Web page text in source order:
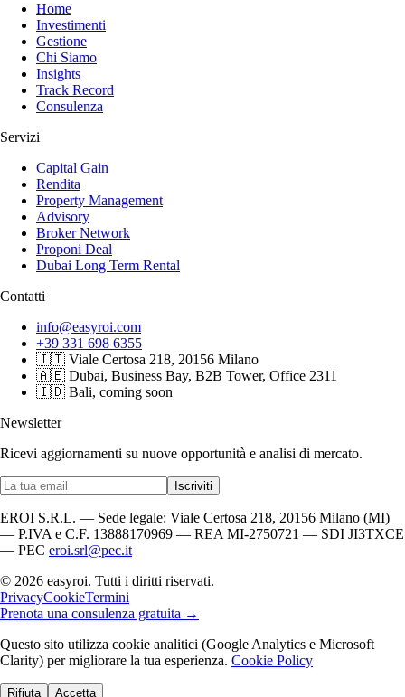
Home
Investimenti
Gestione
Chi Siamo
Insights
Track Record
Consulenza
Servizi
Capital Gain
Rendita
Property Management
Advisory
Broker Network
Proponi Deal
Dubai Long Term Rental
Contatti
info@easyroi.com
+39 331 698 6355
🇮🇹 Viale Certosa 218, 20156 Milano
🇦🇪 Dubai, Business Bay, B2B Tower, Office 2311
🇮🇩 Bali, coming soon
Newsletter
Ricevi aggiornamenti su nuove opportunità e analisi di mercato.
Iscriviti
EROI S.R.L. — Sede legale: Viale Certosa 218, 20156 Milano (MI)
— P.IVA e C.F. 13888170969 — REA MI-2750721 — SDI JI3TXCE
— PEC eroi.srl@pec.it
© 2026 easyroi. Tutti i diritti riservati.
PrivacyCookieTermini
Prenota una consulenza gratuita →
Questo sito utilizza cookie analitici (Google Analytics e Microsoft
Clarity) per migliorare la tua esperienza. Cookie Policy
Rifiuta Accetta